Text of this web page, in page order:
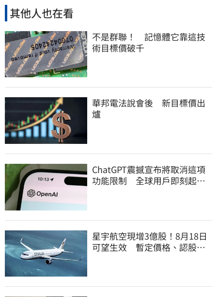
其他人也在看
不是群聯！ 記憶體它靠這技
術目標價破千
華邦電法說會後 新目標價出
爐
ChatGPT震撼宣布將取消這項
功能限制 全球用戶即刻起
星宇航空現增3億股！8月18日
可望生效 暫定價格、認股規